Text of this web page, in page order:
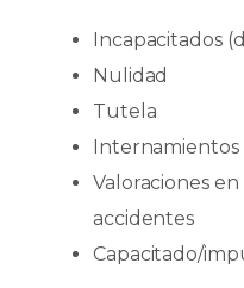
Incapacitados
Nulidad
Tutela
Valoraciones
accidentes
Capacitado/